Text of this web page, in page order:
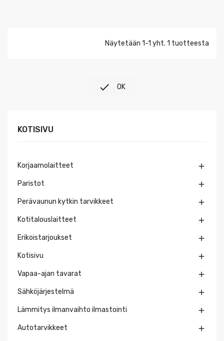
Näytetään 1-1 yht. 1 tuotteesta
 OK
KOTISIVU
Korjaamolaitteet 
Paristot 
Perävaunun kytkin tarvikkeet 
Kotitalouslaitteet 
Erikoistarjoukset 
Kotisivu 
Vapaa-ajan tavarat 
Sähköjärjestelmä 
Lämmitys ilmanvaihto ilmastointi 
Autotarvikkeet 